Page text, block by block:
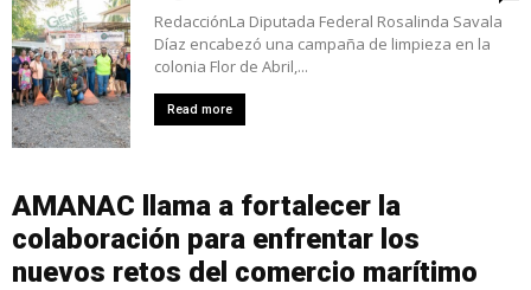
RedacciónLa Diputada Federal Rosalinda Savala
Díaz encabezó una campaña de limpieza en la
colonia Flor de Abril,...
Read more
AMANAC llama a fortalecer la
colaboración para enfrentar los
nuevos retos del comercio marítimo